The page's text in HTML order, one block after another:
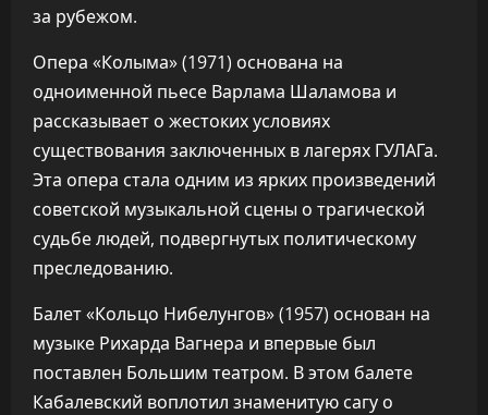
за рубежом.
Опера «Колыма» (1971) основана на
одноименной пьесе Варлама Шаламова и
рассказывает о жестоких условиях
существования заключенных в лагерях ГУЛАГа.
Эта опера стала одним из ярких произведений
советской музыкальной сцены о трагической
судьбе людей, подвергнутых политическому
преследованию.
Балет «Кольцо Нибелунгов» (1957) основан на
музыке Рихарда Вагнера и впервые был
поставлен Большим театром. В этом балете
Кабалевский воплотил знаменитую сагу о